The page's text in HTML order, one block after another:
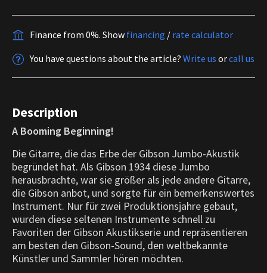
Finance from 0%. Show financing / rate calculator
You have questions about the article? Write us orcall us
Description
A Booming Beginning!
Die Gitarre, die das Erbe der Gibson Jumbo-Akustik
begründet hat. Als Gibson 1934 diese Jumbo
herausbrachte, war sie größer als jede andere Gitarre,
die Gibson anbot, und sorgte für ein bemerkenswertes
Instrument. Nur für zwei Produktionsjahre gebaut,
wurden diese seltenen Instrumente schnell zu
Favoriten der Gibson Akustikserie und repräsentieren
am besten den Gibson-Sound, den weltbekannte
Künstler und Sammler hören möchten.